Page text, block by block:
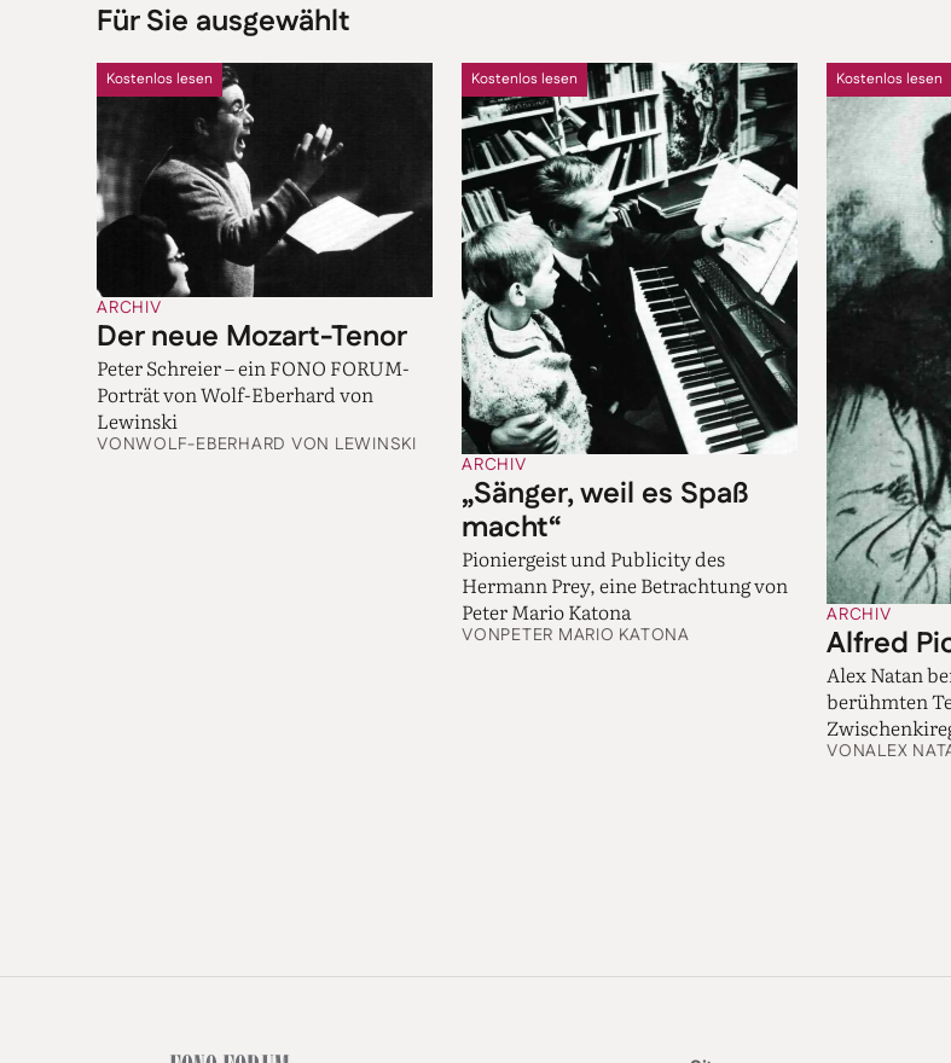
Für Sie ausgewählt
ARCHIV
Der neue Mozart-Tenor
Peter Schreier – ein FONO FORUM-
Porträt von Wolf-Eberhard von
Lewinski
VONWOLF-EBERHARD VON LEWINSKI
Kostenlos lesen
ARCHIV
„Sänger, weil es Spaß
macht“
Pioniergeist und Publicity des
Hermann Prey, eine Betrachtung von
Peter Mario Katona
VONPETER MARIO KATONA
Kostenlos lesen
ARCHIV
Alfred
Alex Natan
berühmten
VONALEX
Kostenlos lesen